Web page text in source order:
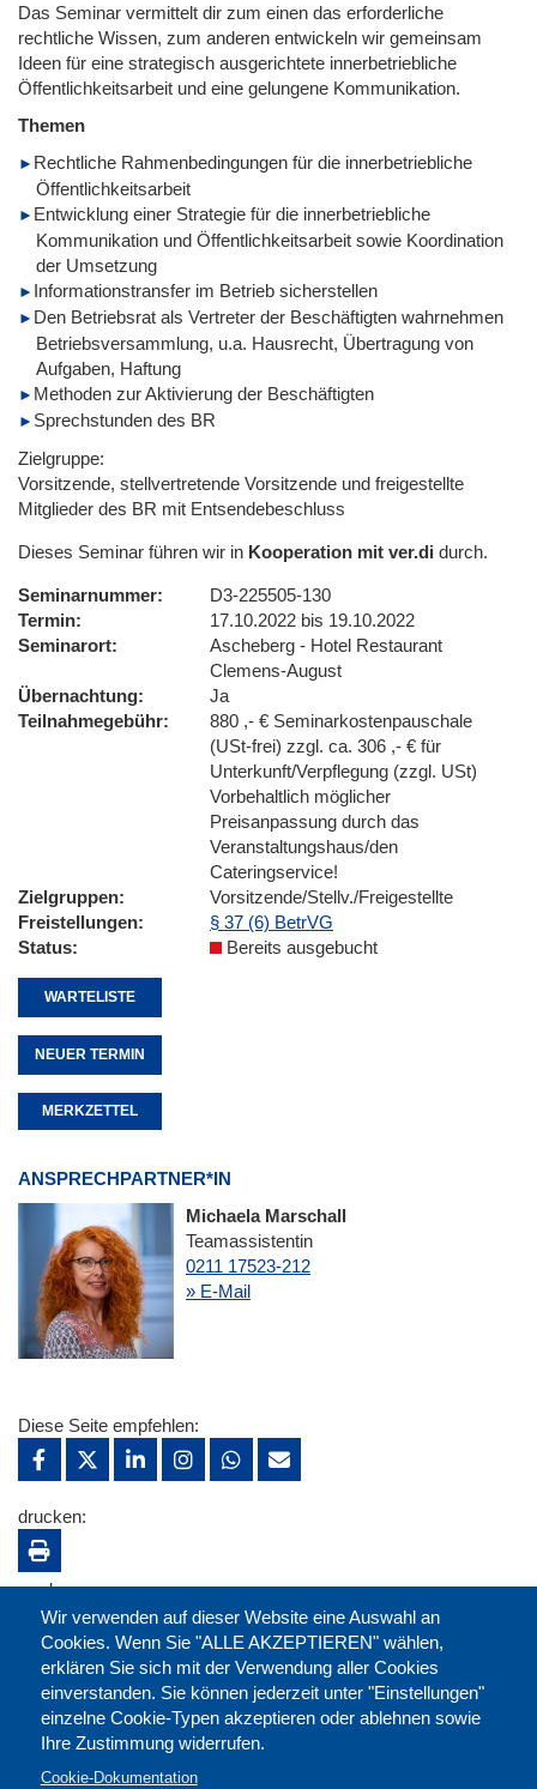
Das Seminar vermittelt dir zum einen das erforderliche
rechtliche Wissen, zum anderen entwickeln wir gemeinsam
Ideen für eine strategisch ausgerichtete innerbetriebliche
Öffentlichkeitsarbeit und eine gelungene Kommunikation.
Themen
Rechtliche Rahmenbedingungen für die innerbetriebliche
Öffentlichkeitsarbeit
Entwicklung einer Strategie für die innerbetriebliche
Kommunikation und Öffentlichkeitsarbeit sowie Koordination
der Umsetzung
Informationstransfer im Betrieb sicherstellen
Den Betriebsrat als Vertreter der Beschäftigten wahrnehmen
Betriebsversammlung, u.a. Hausrecht, Übertragung von
Aufgaben, Haftung
Methoden zur Aktivierung der Beschäftigten
Sprechstunden des BR
Zielgruppe:
Vorsitzende, stellvertretende Vorsitzende und freigestellte
Mitglieder des BR mit Entsendebeschluss
Dieses Seminar führen wir in Kooperation mit ver.di durch.
Seminarnummer
D3-225505-130
Termin
17.10.2022 bis 19.10.2022
Seminarort
Ascheberg - Hotel Restaurant
Clemens-August
Übernachtung
Ja
Teilnahmegebühr
880 ,- € Seminarkostenpauschale
(USt-frei) zzgl. ca. 306 ,- € für
Unterkunft/Verpflegung (zzgl. USt)
Vorbehaltlich möglicher
Preisanpassung durch das
Veranstaltungshaus/den
Cateringservice!
Zielgruppen
Vorsitzende/Stellv./Freigestellte
Freistellungen
§ 37 (6) BetrVG
Status
Bereits ausgebucht
WARTELISTE
NEUER TERMIN
MERKZETTEL
ANSPRECHPARTNER*IN
Michaela Marschall
Teamassistentin
0211 17523-212
» E-Mail
Wir verwenden auf dieser Website eine Auswahl an
Cookies. Wenn Sie "ALLE AKZEPTIEREN" wählen,
erklären Sie sich mit der Verwendung aller Cookies
einverstanden. Sie können jederzeit unter "Einstellungen"
einzelne Cookie-Typen akzeptieren oder ablehnen sowie
Ihre Zustimmung widerrufen.
Cookie-Dokumentation
Diese Seite empfehlen:
drucken:
merken: